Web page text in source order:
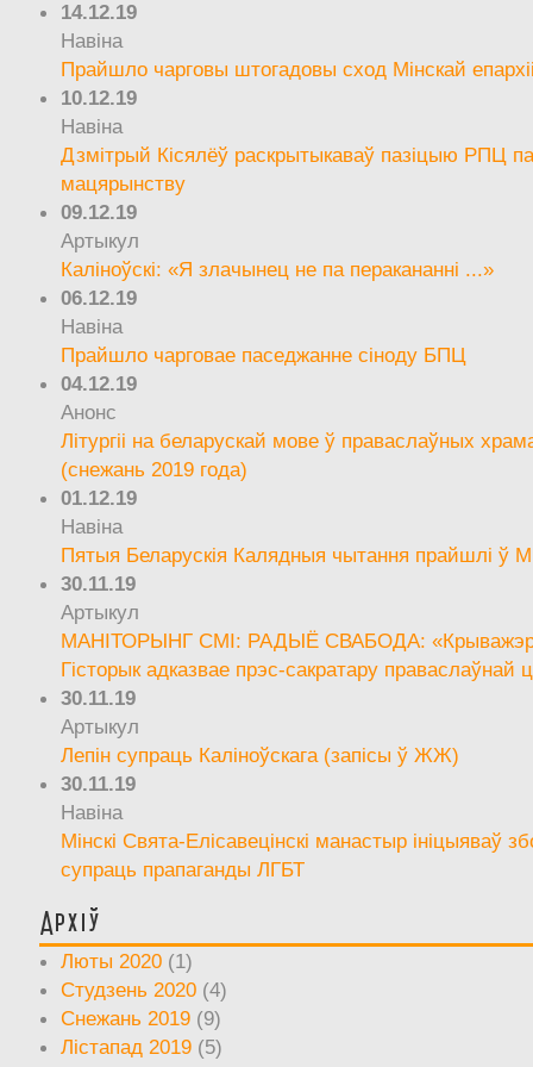
14.12.19
Навіна
Прайшло чарговы штогадовы сход Мінскай
10.12.19
Навіна
Дзмітрый Кісялёў раскрытыкаваў пазіцыю РПЦ
мацярынству
09.12.19
Артыкул
Каліноўскі: «Я злачынец не па перакананні ...»
06.12.19
Навіна
Прайшло чарговае паседжанне сіноду БПЦ
04.12.19
Анонс
Літургіі на беларускай мове ў праваслаўных
(снежань 2019 года)
01.12.19
Навіна
Пятыя Беларускія Калядныя чытання прайшлі ў
30.11.19
Артыкул
МАНІТОРЫНГ СМІ: РАДЫЁ СВАБОДА:
Гісторык адказвае прэс-сакратару праваслаўнай
30.11.19
Артыкул
Лепін супраць Каліноўскага (запісы ў ЖЖ)
30.11.19
Навіна
Мінскі Свята-Елісавецінскі манастыр ініцыяваў
супраць прапаганды ЛГБТ
Архіў
Люты 2020 (1)
Студзень 2020 (4)
Снежань 2019 (9)
Лістапад 2019 (5)